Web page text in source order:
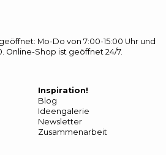
Mo-Do von 7:00-15:00 Uhr und
Online-Shop ist geöffnet 24/7.
Inspiration!
Blog
Ideengalerie
Newsletter
Zusammenarbeit